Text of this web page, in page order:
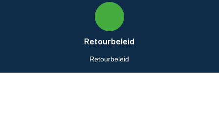
Retourbeleid
Retourbeleid